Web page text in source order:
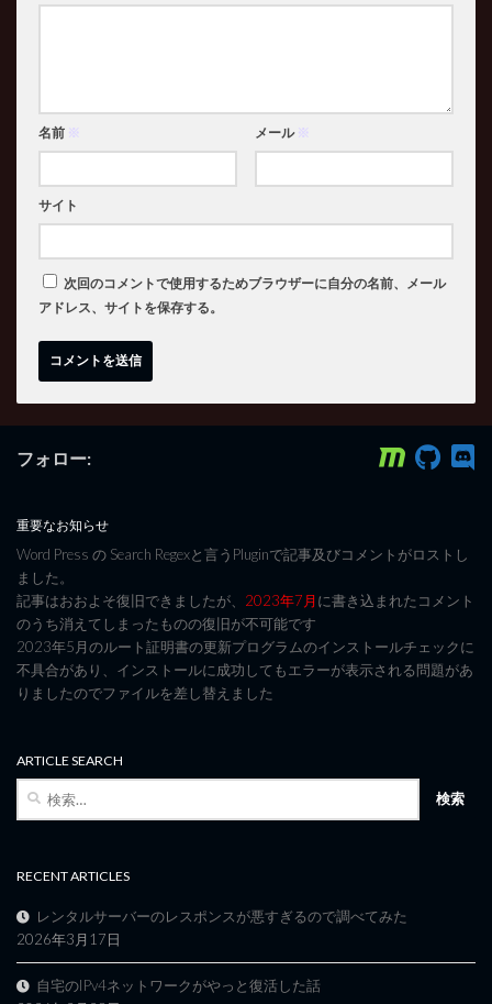
名前 ※ メール ※
サイト
次回のコメントで使用するためブラウザーに自分の名前、メール
アドレス、サイトを保存する。
フォロー:
重要なお知らせ
Word Press の Search Regexと言うPluginで記事及びコメントがロストし
ました。
記事はおおよそ復旧できましたが、 2023年7月に書き込まれたコメント
のうち消えてしまったものの復旧が不可能です
2023年5月のルート証明書の更新プログラムのインストールチェックに
不具合があり、インストールに成功してもエラーが表示される問題があ
りましたのでファイルを差し替えました
ARTICLE SEARCH
RECENT ARTICLES
レンタルサーバーのレスポンスが悪すぎるので調べてみた
2026年3月17日
自宅のIPv4ネットワークがやっと復活した話